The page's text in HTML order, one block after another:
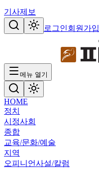
기사제보
로그인회원가입
메뉴 열기
HOME
정치
시정사회
종합
교육/문화/예술
지역
오피니언사설/칼럼